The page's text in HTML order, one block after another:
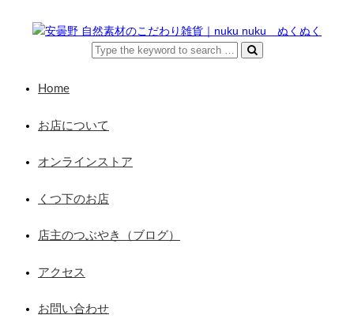
Home
お店について
オンラインストア
くつ下のお店
店主のつぶやき（ブログ）
アクセス
お問い合わせ